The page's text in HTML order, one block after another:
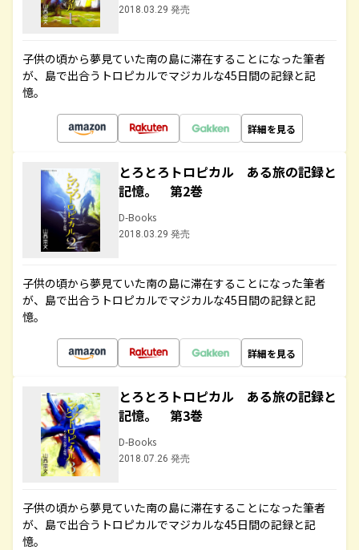
2018.03.29 発売
子供の頃から夢見ていた南の島に滞在することになった筆者
が、島で出合うトロピカルでマジカルな45日間の記録と記
憶。
詳細を見る
とろとろトロピカル ある旅の記録と
記憶。 第2巻
D-Books
2018.03.29 発売
子供の頃から夢見ていた南の島に滞在することになった筆者
が、島で出合うトロピカルでマジカルな45日間の記録と記
憶。
詳細を見る
とろとろトロピカル ある旅の記録と
記憶。 第3巻
D-Books
2018.07.26 発売
子供の頃から夢見ていた南の島に滞在することになった筆者
が、島で出合うトロピカルでマジカルな45日間の記録と記
憶。